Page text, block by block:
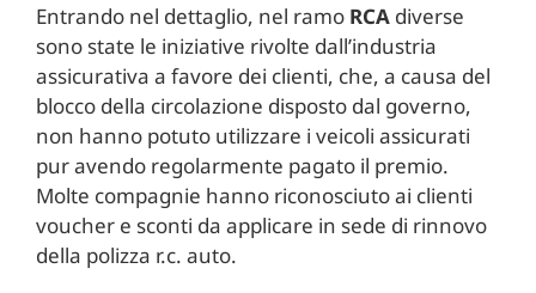
Entrando nel dettaglio, nel ramo RCAdiverse
sono state le iniziative rivolte dall’industria
assicurativa a favore dei clienti, che, a causa del
blocco della circolazione disposto dal governo,
non hanno potuto utilizzare i veicoli assicurati
pur avendo regolarmente pagato il premio.
Molte compagnie hanno riconosciuto ai clienti
voucher e sconti da applicare in sede di rinnovo
della polizza r.c. auto.